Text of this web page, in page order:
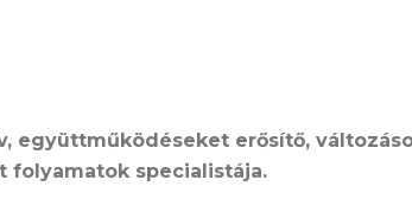
együttműködéseket erősítő,
folyamatok specialistája.